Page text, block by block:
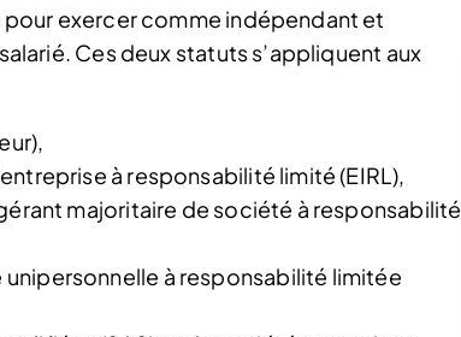
exercer comme indépendant et
Ces deux statuts s’appliquent aux
à responsabilité limité (EIRL),
majoritaire de société à responsabilité
à responsabilité limitée